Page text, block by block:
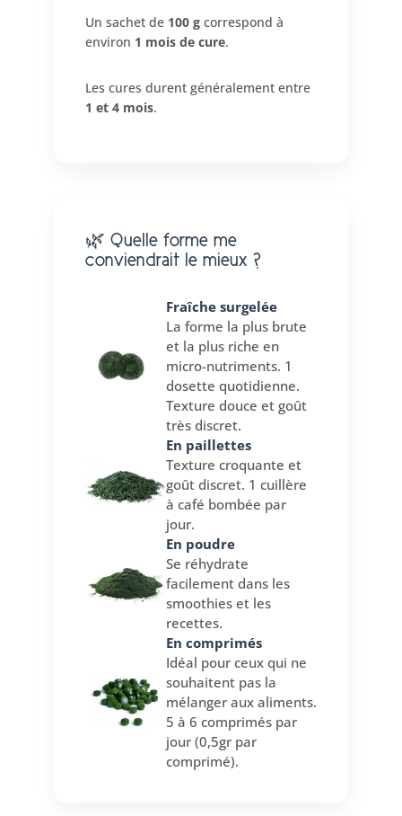
Un sachet de 100 gcorrespond à
environ 1 mois de cure.
Les cures durent généralement entre
1 et 4 mois.
🌿 Quelle forme me
conviendrait le mieux ?
Fraîche surgelée
La forme la plus brute
et la plus riche en
micro-nutriments. 1
dosette quotidienne.
Texture douce et goût
très discret.
En paillettes
Texture croquante et
goût discret. 1 cuillère
à café bombée par
jour.
En poudre
Se réhydrate
facilement dans les
smoothies et les
recettes.
En comprimés
Idéal pour ceux qui ne
souhaitent pas la
mélanger aux aliments.
5 à 6 comprimés par
jour (0,5gr par
comprimé).